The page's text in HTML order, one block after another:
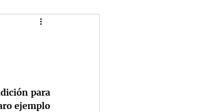
para
ejemplo